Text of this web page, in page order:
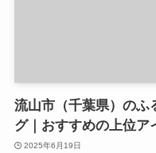
流山市（千葉県）のふ
グ｜おすすめの上位ア
2025年6月19日